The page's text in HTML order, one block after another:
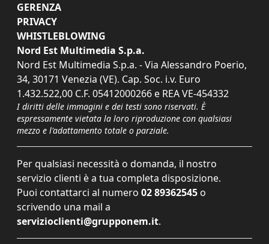
GERENZA
PRIVACY
WHISTLEBLOWING
Nord Est Multimedia S.p.a.
Nord Est Multimedia S.p.a. - Via Alessandro Poerio,
34, 30171 Venezia (VE). Cap. Soc. i.v. Euro
1.432.522,00 C.F. 05412000266 e REA VE-454332
I diritti delle immagini e dei testi sono riservati. È
espressamente vietata la loro riproduzione con qualsiasi
mezzo e l'adattamento totale o parziale.
Per qualsiasi necessità o domanda, il nostro
servizio clienti è a tua completa disposizione.
Puoi contattarci al numero 02 89362545 o
scrivendo una mail a
servizioclienti@grupponem.it.